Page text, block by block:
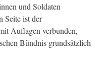
und Soldaten
Seite ist der
Auflagen verbunden,
Bündnis grundsätzlich